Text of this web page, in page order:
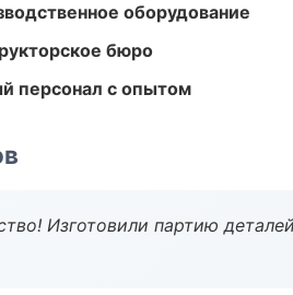
оборудование
бюро
персонал с опытом
Изготовили партию